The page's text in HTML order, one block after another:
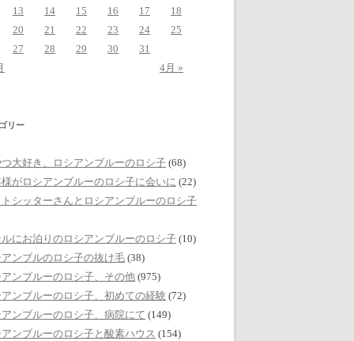
13
14 15 16 17
18
20
21 22 23 24
25
27
28 29 30
31
4月 »
リー
大好き、ロシアンブルーのロシ子 (68)
がロシアンブルーのロシ子に会いに (22)
シッターさんとロシアンブルーのロシ子
にお泊りのロシアンブルーのロシ子 (10)
ンブルのロシ子の抜け毛 (38)
ンブルーのロシ子、その他 (975)
ンブルーのロシ子、初めての経験 (72)
ンブルーのロシ子、病院にて (149)
ンブルーのロシ子と酸素ハウス (154)